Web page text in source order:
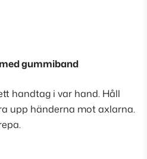
gummiband
handtag i var hand. Håll
upp händerna mot axlarna.